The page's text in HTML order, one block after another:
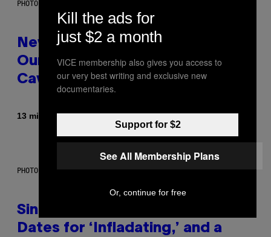
PHOTO: CSA-PRINTSTOCK / GETTY IMAGES
New Study Reveals We Still Pick
Our Friends the Same Way
Cavemen Did
13 minutes agoBy
PHOTO: PIXELSEFFECT / GETTY IMAGES
Singles Are Ditching Expensive
Dates for ‘Infladating,’ and a
Kill the ads for
just $2 a month
VICE membership also gives you access to
our very best writing and exclusive new
documentaries.
Support for $2
See All Membership Plans
Or, continue for free